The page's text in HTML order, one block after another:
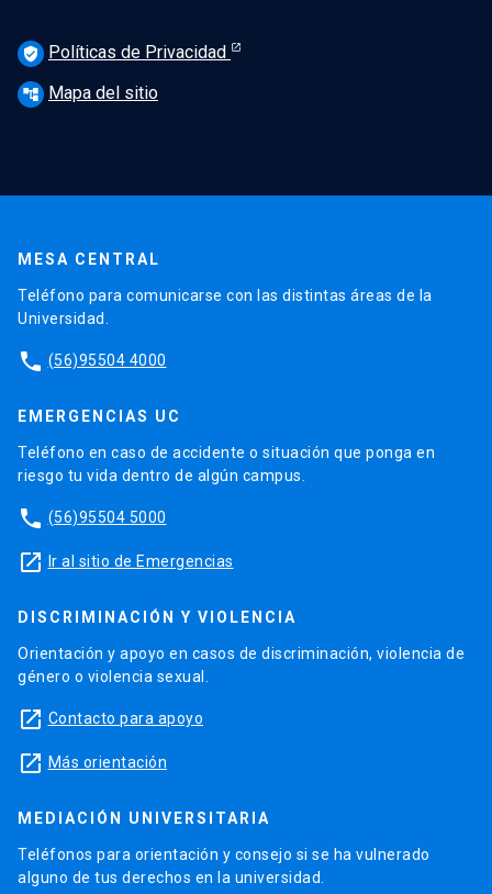
verified_user Políticas de Privacidad
account_tree Mapa del sitio
MESA CENTRAL
Teléfono para comunicarse con las distintas áreas de la
Universidad.
phone (56)95504 4000
EMERGENCIAS UC
Teléfono en caso de accidente o situación que ponga en
riesgo tu vida dentro de algún campus.
phone (56)95504 5000
launch Ir al sitio de Emergencias
DISCRIMINACIÓN Y VIOLENCIA
Orientación y apoyo en casos de discriminación, violencia de
género o violencia sexual.
launch Contacto para apoyo
launch Más orientación
MEDIACIÓN UNIVERSITARIA
Teléfonos para orientación y consejo si se ha vulnerado
alguno de tus derechos en la universidad.